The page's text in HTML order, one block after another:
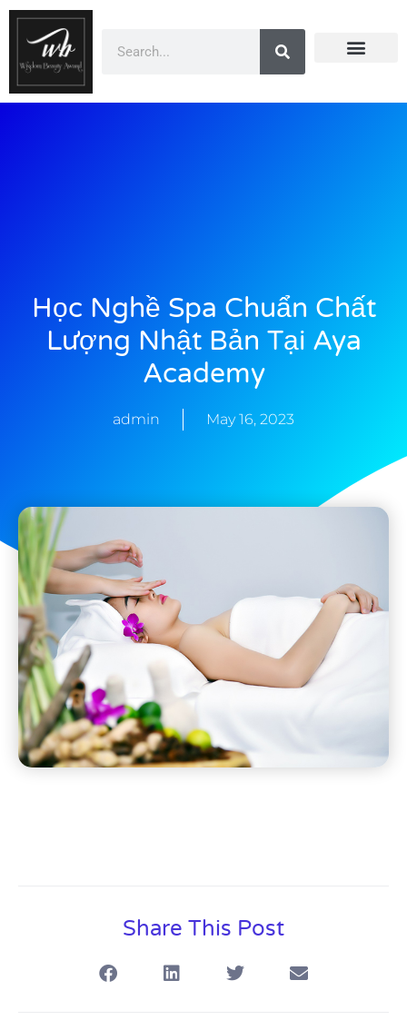
Học Nghề Spa Chuẩn Chất
Lượng Nhật Bản Tại Aya
Academy
admin May 16, 2023
Share This Post